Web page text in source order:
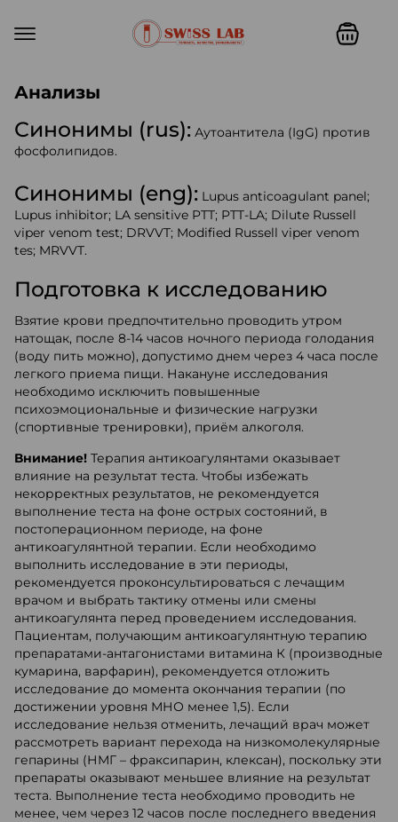
Анализы
Синонимы (rus): Аутоантитела (IgG) против
фосфолипидов.
Синонимы (eng): Lupus anticoagulant panel;
Lupus inhibitor; LA sensitive PTT; PTT-LA; Dilute Russell
viper venom test; DRVVT; Modified Russell viper venom
tes; MRVVT.
Подготовка к исследованию
Взятие крови предпочтительно проводить утром
натощак, после 8-14 часов ночного периода голодания
(воду пить можно), допустимо днем через 4 часа после
легкого приема пищи. Накануне исследования
необходимо исключить повышенные
психоэмоциональные и физические нагрузки
(спортивные тренировки), приём алкоголя.
Внимание! Терапия антикоагулянтами оказывает
влияние на результат теста. Чтобы избежать
некорректных результатов, не рекомендуется
выполнение теста на фоне острых состояний, в
постоперационном периоде, на фоне
антикоагулянтной терапии. Если необходимо
выполнить исследование в эти периоды,
рекомендуется проконсультироваться с лечащим
врачом и выбрать тактику отмены или смены
антикоагулянта перед проведением исследования.
Пациентам, получающим антикоагулянтную терапию
препаратами-антагонистами витамина К (производные
кумарина, варфарин), рекомендуется отложить
исследование до момента окончания терапии (по
достижении уровня МНО менее 1,5). Если
исследование нельзя отменить, лечащий врач может
рассмотреть вариант перехода на низкомолекулярные
гепарины (НМГ – фраксипарин, клексан), поскольку эти
препараты оказывают меньшее влияние на результат
теста. Выполнение теста необходимо проводить не
менее, чем через 12 часов после последнего введения